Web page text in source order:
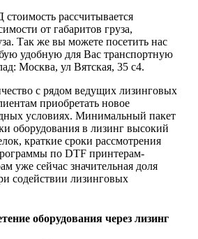
рассчитывается
от габаритов груза,
Так же вы можете посетить нас
удобную для Вас транспортную
Москва, ул Вятская, 35 c4.
с рядом ведущих лизинговых
приобретать новое
условиях. Минимальный пакет
оборудования в лизинг высокий
краткие сроки рассмотрения
по DTF принтерам-
уже сейчас значительная доля
содействии лизинговых
оборудования через лизинг